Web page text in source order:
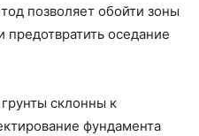
позволяет обойти зоны
оседание
склонны к
фундамента